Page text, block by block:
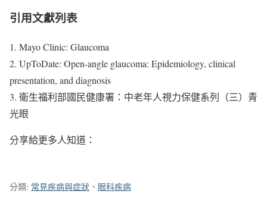
引用文獻列表
1. Mayo Clinic: Glaucoma
2. UpToDate: Open-angle glaucoma: Epidemiology, clinical
presentation, and diagnosis
3. 衛生福利部國民健康署：中老年人視力保健系列（三）青
光眼
分享給更多人知道：
分類: 常見疾病與症狀 、 眼科疾病